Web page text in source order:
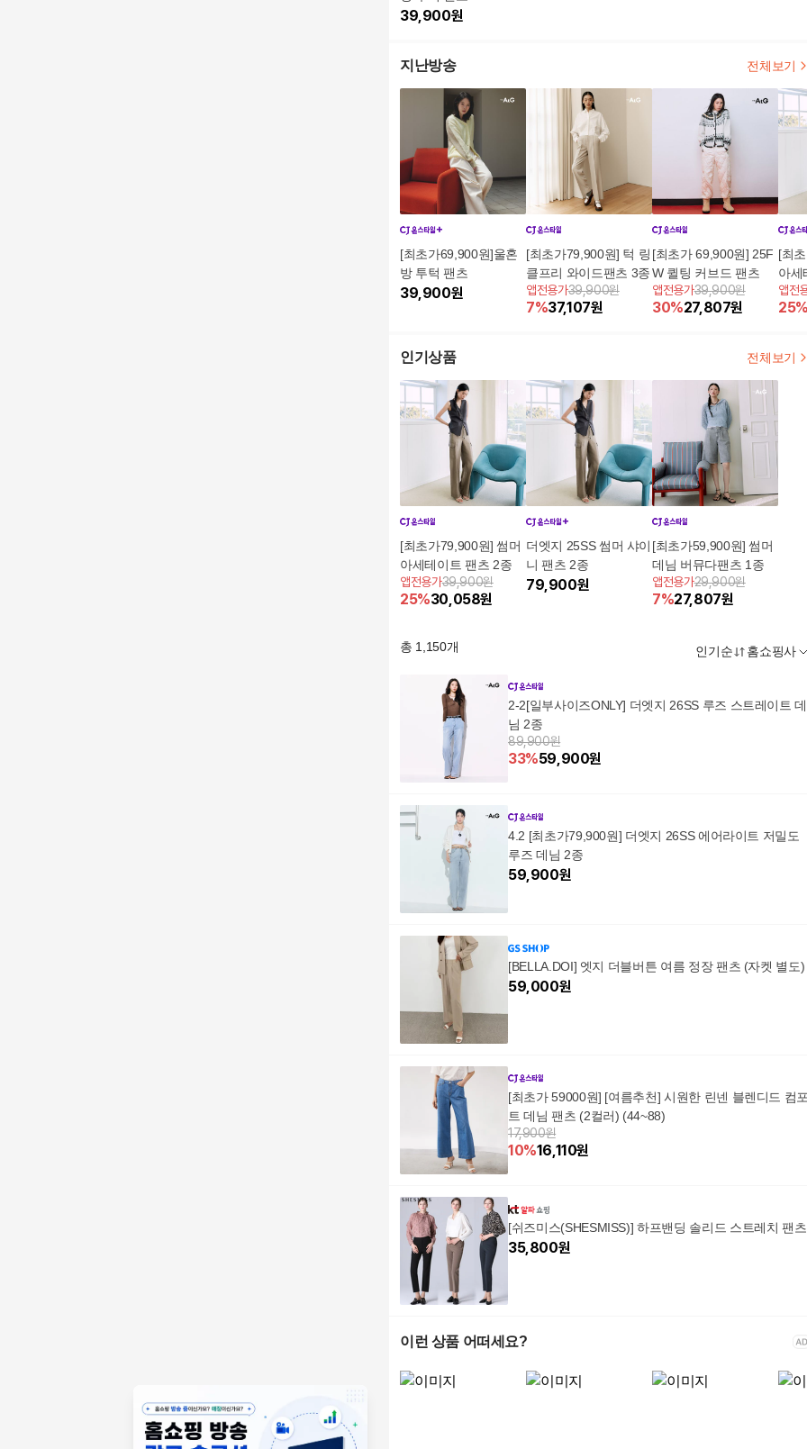
39,900원
지난방송 전체보기
[최초가69,900원]울혼
방 투턱 팬츠
39,900원
[최초가79,900원] 턱 링
클프리 와이드팬츠 3종
앱전용가39,900원
7%37,107원
[최초가 69,900원] 25F
W 퀼팅 커브드 팬츠
앱전용가39,900원
30%27,807원
[최
아세
앱전
25
인기상품 전체보기
[최초가79,900원] 썸머
아세테이트 팬츠 2종
앱전용가39,900원
25%30,058원
더엣지 25SS 썸머 샤이
니 팬츠 2종
79,900원
[최초가59,900원] 썸머
데님 버뮤다팬츠 1종
앱전용가29,900원
7%27,807원
총 1,150개 인기순 홈쇼핑사
2-2[일부사이즈ONLY] 더엣지 26SS 루즈 스트레이트 데
님 2종
89,900원
33%59,900원
4.2 [최초가79,900원] 더엣지 26SS 에어라이트 저밀도
루즈 데님 2종
59,900원
[BELLA.DOI] 엣지 더블버튼 여름 정장 팬츠 (자켓 별도)
59,000원
[최초가 59000원] [여름추천] 시원한 린넨 블렌디드 컴
트 데님 팬츠 (2컬러) (44~88)
17,900원
10%16,110원
[쉬즈미스(SHESMISS)] 하프밴딩 솔리드 스트레치 팬츠
35,800원
이런 상품 어떠세요?